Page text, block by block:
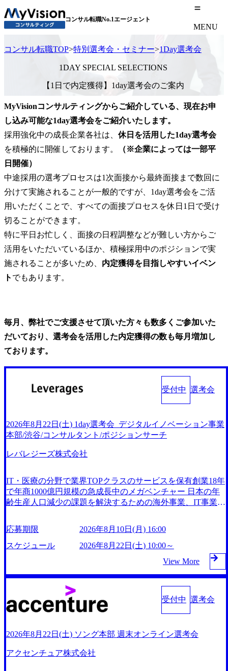
コンサル転職No.1エージェント
MENU
コンサル転職TOP>特別選考会・セミナー>1Day選考会
1DAY SPECIAL SELECTIONS
【1日で内定獲得】1day選考会のご案内
MyVisionコンサルティングからご紹介している、現在お申
し込み可能な1day選考会をご紹介いたします。
採用強化中の成長企業各社は、 休日を活用した1day選考会
を積極的に開催しております。
（※企業によっては一部平
日開催）
中途採用の選考プロセスは1次面接から最終面接まで数回に
分けて実施されることが一般的ですが、1day選考会をご活
用いただくことで、すべての面接プロセスを休日1日で受け
切ることができます。
特に平日お忙しく、面接の日程調整などが難しい方からご
活用をいただいているほか、積極採用中のポジションで実
施されることが多いため、 内定獲得を目指しやすいイベン
ト でもあります。
毎月、弊社でご支援させて頂いた方々も数多くご参加いた
だいており、選考会を活用した内定獲得の数も毎月増加し
ております。
受付中 選考会
2026年8月22日(土) 1day選考会_デジタルイノベーション事業
本部/渋谷/コンサルタント/ポジションサーチ
レバレジーズ株式会社
IT・医療の分野で業界TOPクラスのサービスを保有創業18年
で年商1000億円規模の急成長中のメガベンチャー 日本の年
齢生産人口減少の課題を解決するための海外事業、IT事業、
事業を展開する オールインハウスの組織体制をとっており
社内で新しい事業開発などの人員調達できる 独立資本経営
をとっており、事業創造の自由度が高い https://storage.google
apis.com/our-vision-production.appspot.com/public/images/2024092
5162633_7242d0de-3e54-4f03-b076-00318d5c0dff_1200x644.web
p レバレジーズ株式会社 会社説明資料 (https://speakerdeck.co
m/leverages/leverages-hui-she-shao-jie-zi-liao-zhong-tu-cai-yong-xia
ng-ke) 「働く人」「事業・サービス」「カルチャー」など、
レバレジーズのリアルを取り上げています！ (https://melev.lev
erages.jp/) レバレジーズグローバル、大分県より「外国人留
main/html/rd/p/000000612.000010591.html) レバレジーズ、モチ
ベーション管理システム「NALYSYS」リリース (https://prtim
es.jp/main/html/rd/p/000000622.000010591.html) YouTube（【公
応募期限
2026年8月10日(月) 16:00
スケジュール
2026年8月22日(土) 10:00～
View More
受付中 選考会
2026年8月22日(土) ソング本部 週末オンライン選考会
アクセンチュア株式会社